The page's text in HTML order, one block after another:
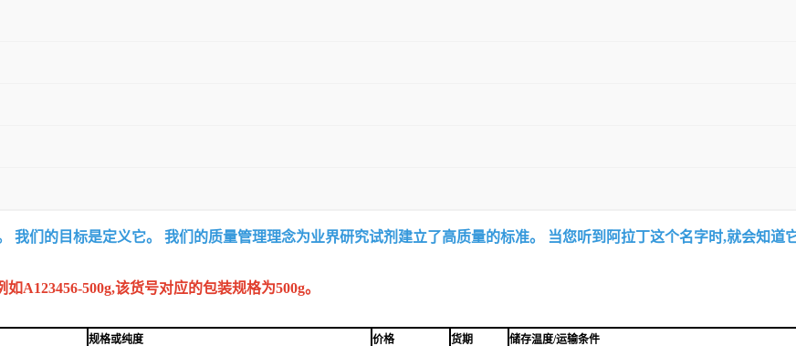
我们的目标是定义它。 我们的质量管理理念为业界研究试剂建立了高质量的标准。 当您听到阿拉丁这个名字时,就会知道
A123456-500g,该货号对应的包装规格为500g。
规格或纯度 价格 货期
储存温度/运输条件